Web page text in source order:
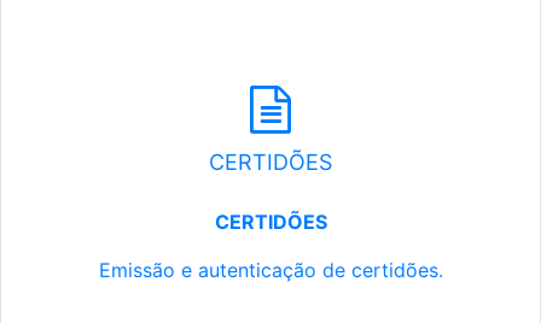
CERTIDÕES
CERTIDÕES
Emissão e autenticação de certidões.